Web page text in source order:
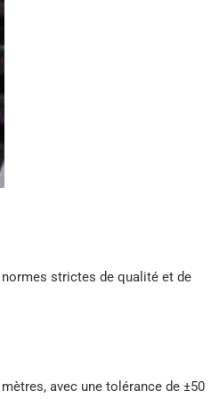
strictes de qualité et de
avec une tolérance de ±50